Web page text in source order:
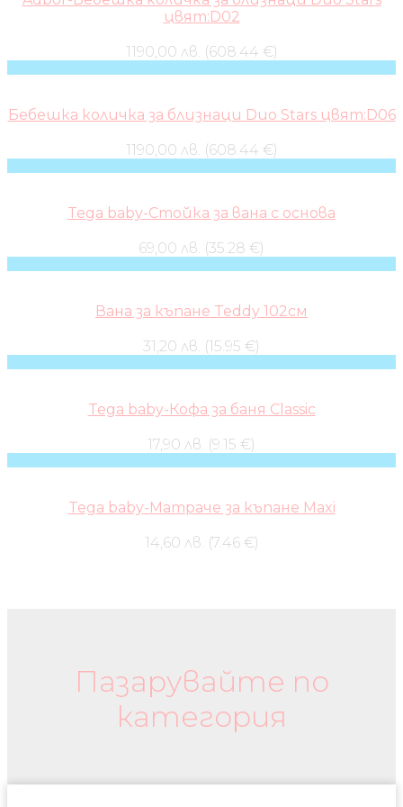
цвят:D02
1190,00 лв. (608.44 €)
Бебешка количка за близнаци Duo Stars цвят:D06
1190,00 лв. (608.44 €)
Tega baby-Стойка за вана с основа
69,00 лв. (35.28 €)
Вана за къпане Teddy 102см
31,20 лв. (15.95 €)
Tega baby-Кофа за баня Classic
17,90 лв. (9.15 €)
Tega baby-Матраче за къпане Maxi
14,60 лв. (7.46 €)
Пазарувайте по
категория